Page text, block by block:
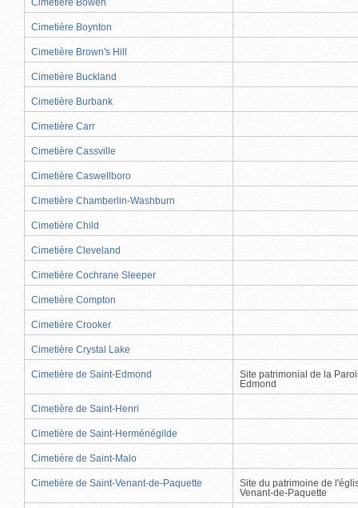
Cimetière Bowen
Cimetière Boynton
Cimetière Brown's Hill
Cimetière Buckland
Cimetière Burbank
Cimetière Carr
Cimetière Cassville
Cimetière Caswellboro
Cimetière Chamberlin-Washburn
Cimetière Child
Cimetière Cleveland
Cimetière Cochrane Sleeper
Cimetière Compton
Cimetière Crooker
Cimetière Crystal Lake
Cimetière de Saint-Edmond
Site patrimonial de la
Edmond
Cimetière de Saint-Henri
Cimetière de Saint-Herménégilde
Cimetière de Saint-Malo
Cimetière de Saint-Venant-de-Paquette
Site du patrimoine de
Venant-de-Paquette